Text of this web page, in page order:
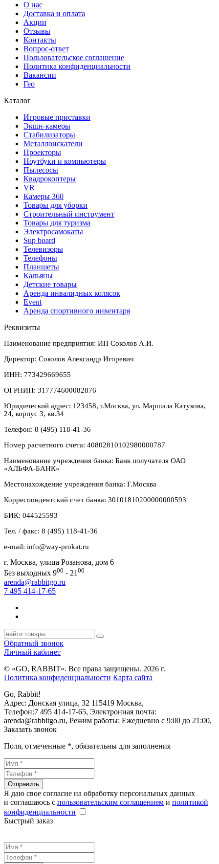
О нас
Доставка и оплата
Акции
Отзывы
Контакты
Вопрос-ответ
Пользовательское соглашение
Политика конфиденциальности
Вакансии
Гео
Каталог
Игровые приставки
Экшн-камеры
Стабилизаторы
Металлоискатели
Проекторы
Ноутбуки и компьютеры
Пылесосы
Квадрокоптеры
VR
Камеры 360
Товары для уборки
Строительный инструмент
Товары для туризма
Электросамокаты
Sup board
Телевизоры
Телефоны
Планшеты
Кальяны
Детские товары
Аренда инвалидных колясок
Event
Аренда спортивного инвентаря
Реквизиты
Наименование предприятия: ИП Соколов А.И.
Директор: Соколов Александр Игоревич
ИНН: 773429669655
ОГРНИП: 317774600082876
Юридический адрес: 123458, г.Москва, ул. Маршала Катукова,
24, корпус 3, кв.34
Телефон: 8 (495) 118-41-36
Номер расчетного счета: 40802810102980000787
Наименование учреждения банка: Банк получателя ОАО
«АЛЬФА-БАНК»
Местонахождение учреждения банка: Г.Москва
Корреспондентский счет банка: 30101810200000000593
БИК: 044525593
Тел. / факс: 8 (495) 118-41-36
e-mail: info@way-prokat.ru
г. Москва, улица Розанова, дом 6
Без выходных 900 - 2100
arenda@rabbitgo.ru
7 495 414-17-65
Обратный звонок
Личный кабинет
© «GO, RAВBIT». Все права защищены. 2026 г.
Политика конфиденциальности Карта сайта
Go, Rabbit!
Адрес: Донская улица, 32 115419 Москва,
Телефон:7 495 414-17-65, Электронная почта:
arenda@rabbitgo.ru, Режим работы: Ежедневно с 9:00 до 21:00,
Заказать звонок
Поля, отмеченные *, обязательны для заполнения
Отправить
Я даю свое согласие на обработку персональных данных
и соглашаюсь с пользовательским соглашением и политикой
конфиденциальности
Быстрый заказ